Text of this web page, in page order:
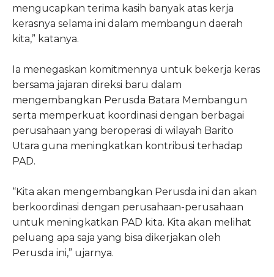
mengucapkan terima kasih banyak atas kerja
kerasnya selama ini dalam membangun daerah
kita,” katanya.
Ia menegaskan komitmennya untuk bekerja keras
bersama jajaran direksi baru dalam
mengembangkan Perusda Batara Membangun
serta memperkuat koordinasi dengan berbagai
perusahaan yang beroperasi di wilayah Barito
Utara guna meningkatkan kontribusi terhadap
PAD.
“Kita akan mengembangkan Perusda ini dan akan
berkoordinasi dengan perusahaan-perusahaan
untuk meningkatkan PAD kita. Kita akan melihat
peluang apa saja yang bisa dikerjakan oleh
Perusda ini,” ujarnya.